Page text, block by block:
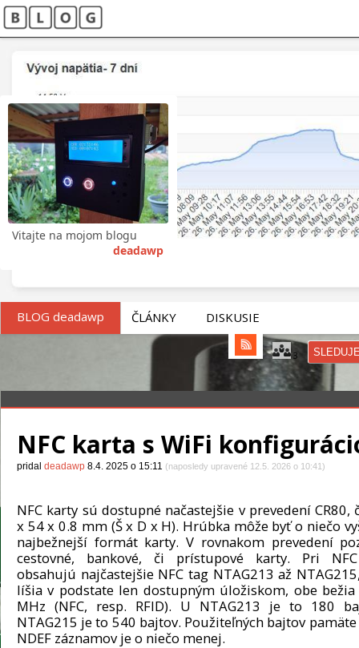
BLOG deadawp ČLÁNKY DISKUSIE
3
Vitajte na mojom blogu
deadawp
NFC karta s WiFi
pridaldeadawp 8.4. 2025 o 15:11 (naposledy upravené 12.5. 2026 o 10:41)
NFC karty sú dostupné načastejšie v prevedení CR80,
x 54 x 0.8 mm (Š x D x H). Hrúbka môže byť o niečo
najbežnejší formát karty. V rovnakom prevedení
cestovné, bankové, či prístupové karty. Pri
obsahujú najčastejšie NFC tag NTAG213 až
líšia v podstate len dostupným úložiskom, obe
MHz (NFC, resp. RFID). U NTAG213 je to 180
NTAG215 je to 540 bajtov. Použiteľných bajtov
NDEF záznamov je o niečo menej.